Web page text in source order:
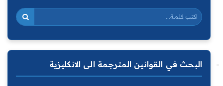
البحث في القوانين المترجمة الى الانكليزية